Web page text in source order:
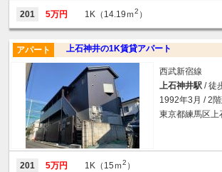
201 5万円 1K（14.19ｍ2 ）
上石神井の1K賃貸アパート
アパート
西武新宿線
上石神井駅 / 徒
1992年3月 / 2
東京都練馬区上
201 5万円 1K（15ｍ2 ）